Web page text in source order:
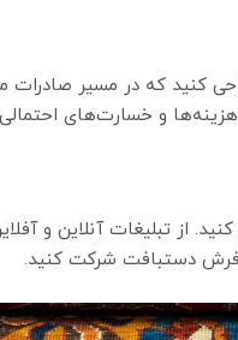
کنید که در مسیر
و خسارت‌های
کنید. از تبلیغات آنلاین و
فرش دستبافت شرکت کنید.